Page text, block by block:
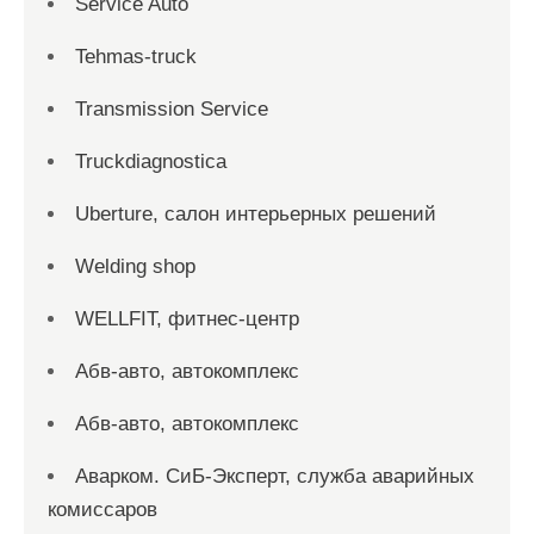
Tehmas-truck
Transmission Service
Truckdiagnostica
Uberture, салон интерьерных решений
Welding shop
WELLFIT, фитнес-центр
Абв-авто, автокомплекс
Абв-авто, автокомплекс
Аварком. СиБ-Эксперт, служба аварийных
комиссаров